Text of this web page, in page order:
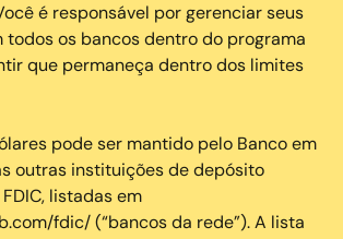
é responsável por gerenciar seus
todos os bancos dentro do programa
que permaneça dentro dos limites
pode ser mantido pelo Banco em
outras instituições de depósito
listadas em
fdic/ (“bancos da rede”). A lista